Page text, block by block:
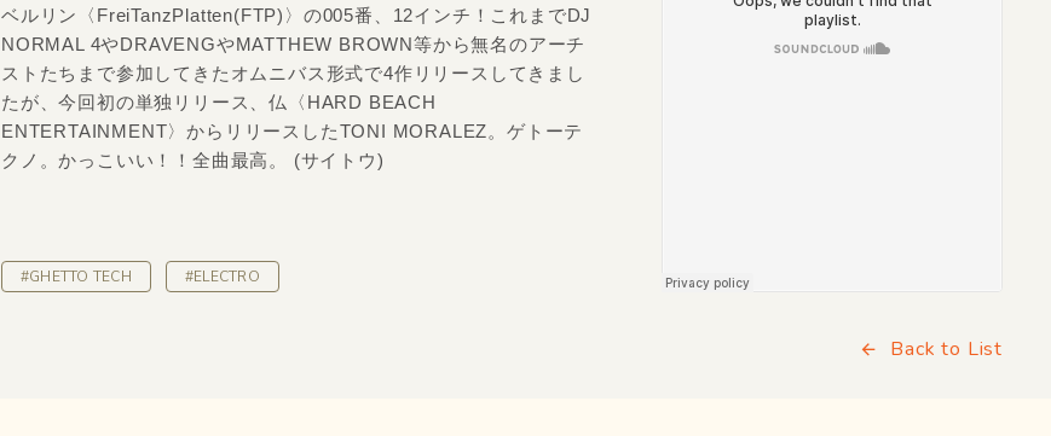
ベルリン〈FreiTanzPlatten(FTP)〉の005番、12インチ！これまでDJ
NORMAL 4やDRAVENGやMATTHEW BROWN等から無名のアーチ
ストたちまで参加してきたオムニバス形式で4作リリースしてきまし
たが、今回初の単独リリース、仏〈HARD BEACH
ENTERTAINMENT〉からリリースしたTONI MORALEZ。ゲトーテ
クノ。かっこいい！！全曲最高。 (サイトウ)
#GHETTO TECH #ELECTRO
Back to List